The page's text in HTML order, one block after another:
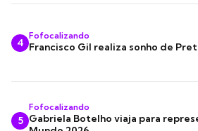
4
Fofocalizando
Francisco Gil realiza sonho de
5
Fofocalizando
Gabriela Botelho viaja para